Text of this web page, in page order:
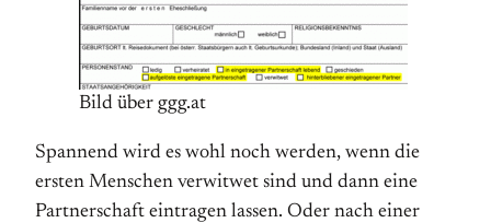
Bild über ggg.at
Spannend wird es wohl noch werden, wenn die
ersten Menschen verwitwet sind und dann eine
Partnerschaft eintragen lassen. Oder nach einer